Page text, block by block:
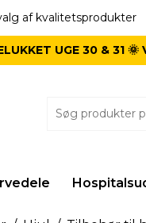
af kvalitetsprodukter
UGE 30 &